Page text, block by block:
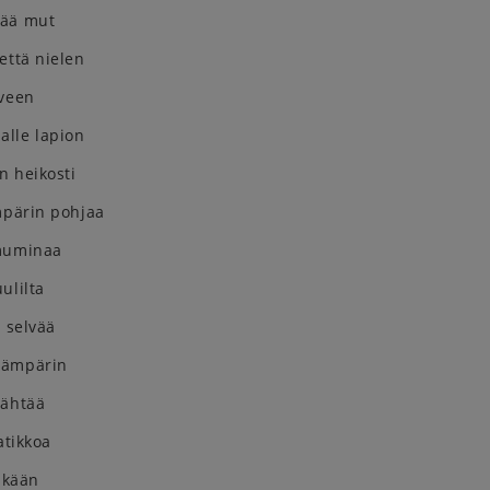
mut
nielen
lapion
heikosti
pohjaa